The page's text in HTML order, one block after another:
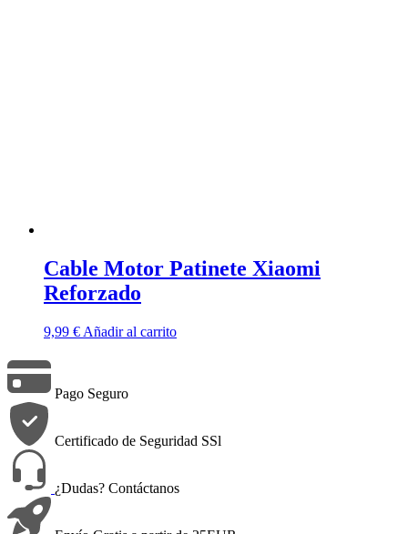
Cable Motor Patinete Xiaomi
Reforzado
9,99 € Añadir al carrito
Pago Seguro
Certificado de Seguridad SSl
¿Dudas? Contáctanos